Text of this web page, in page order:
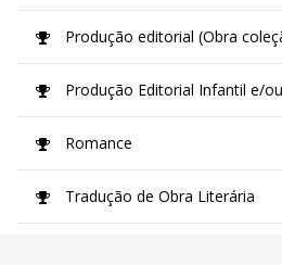
Produção editorial (Obra
Produção Editorial Infantil e/
Romance
Tradução de Obra Literária